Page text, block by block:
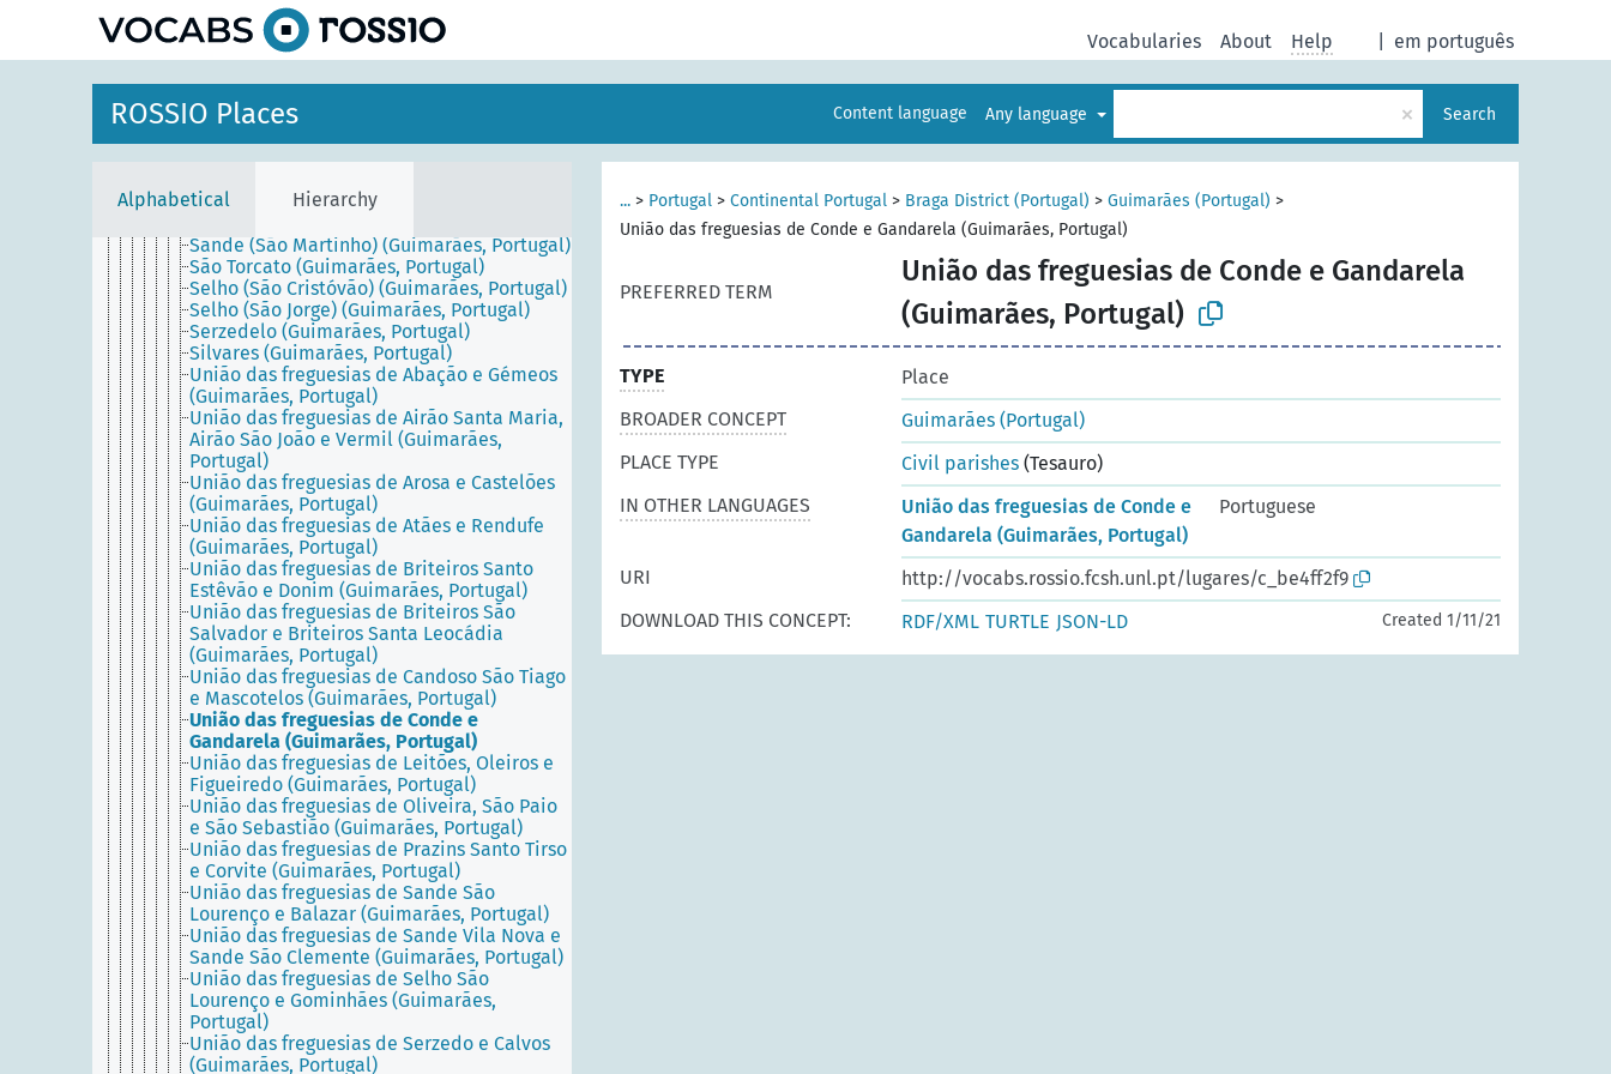
em português
Vocabularies About Help
ROSSIO Places Content language Any language × Search
Alphabetical Hierarchy
Lordelo (Guimarães, Portugal)
Mesão Frio (Guimarães, Portugal)
Moreira de Cónegos (Guimarães, Portugal)
Pinheiro (Guimarães, Portugal)
Ponte (Guimarães, Portugal)
Portugal)
Sande (São Martinho) (Guimarães, Portugal)
São Torcato (Guimarães, Portugal)
Selho (São Cristóvão) (Guimarães, Portugal)
Selho (São Jorge) (Guimarães, Portugal)
Serzedelo (Guimarães, Portugal)
Silvares (Guimarães, Portugal)
União das freguesias de Abação e Gémeos
(Guimarães, Portugal)
União das freguesias de Airão Santa Maria,
Airão São João e Vermil (Guimarães,
Portugal)
União das freguesias de Arosa e Castelões
(Guimarães, Portugal)
União das freguesias de Atães e Rendufe
(Guimarães, Portugal)
União das freguesias de Briteiros Santo
Estêvão e Donim (Guimarães, Portugal)
União das freguesias de Briteiros São
Salvador e Briteiros Santa Leocádia
(Guimarães, Portugal)
União das freguesias de Candoso São Tiago
e Mascotelos (Guimarães, Portugal)
União das freguesias de Conde e
Gandarela (Guimarães, Portugal)
União das freguesias de Leitões, Oleiros e
Figueiredo (Guimarães, Portugal)
União das freguesias de Oliveira, São Paio
e São Sebastião (Guimarães, Portugal)
União das freguesias de Prazins Santo Tirso
e Corvite (Guimarães, Portugal)
União das freguesias de Sande São
Lourenço e Balazar (Guimarães, Portugal)
União das freguesias de Sande Vila Nova e
Sande São Clemente (Guimarães, Portugal)
União das freguesias de Selho São
Lourenço e Gominhães (Guimarães,
Portugal)
União das freguesias de Serzedo e Calvos
(Guimarães, Portugal)
... > Portugal > Continental Portugal > Braga District (Portugal) > Guimarães (Portugal) >
União das freguesias de Conde e Gandarela (Guimarães, Portugal)
PREFERRED TERM
União das freguesias de Conde e Gandarela
(Guimarães, Portugal)
TYPE
Place
BROADER CONCEPT
Guimarães (Portugal)
PLACE TYPE
Civil parishes (Tesauro)
IN OTHER LANGUAGES
União das freguesias de Conde e
Gandarela (Guimarães, Portugal)
Portuguese
URI
http://vocabs.rossio.fcsh.unl.pt/lugares/c_be4ff2f9
DOWNLOAD THIS CONCEPT:
RDF/XML TURTLE JSON-LD Created 1/11/21